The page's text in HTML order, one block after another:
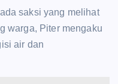
saksi yang melihat
warga, Piter mengaku
air dan